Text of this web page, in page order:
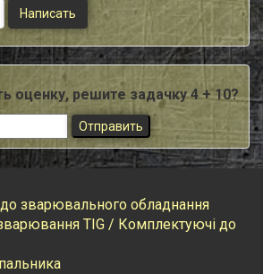
оценку, решите задачку 4 + 10?
зварювального обладнання
TIG / Комплектуючі до